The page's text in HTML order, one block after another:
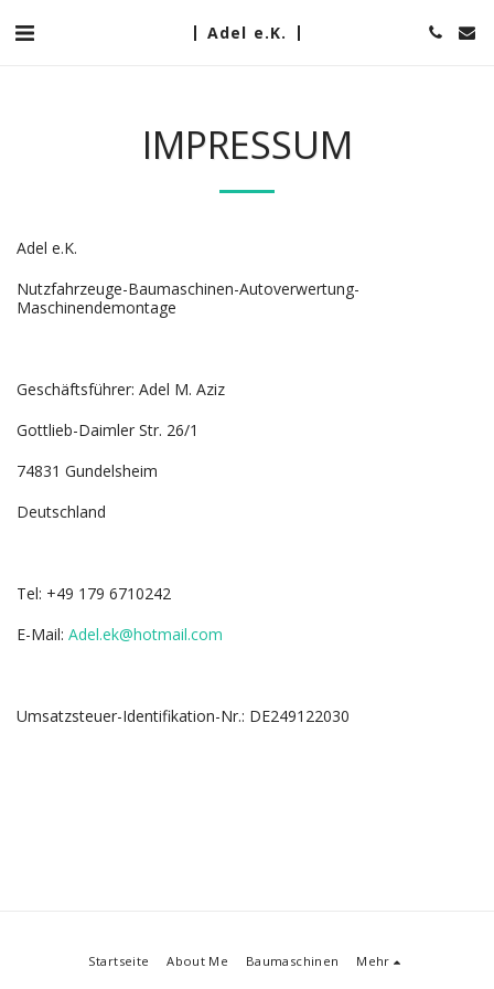
Adel e.K.
IMPRESSUM
Adel e.K.
Nutzfahrzeuge-Baumaschinen-Autoverwertung-
Maschinendemontage
Geschäftsführer: Adel M. Aziz
Gottlieb-Daimler Str. 26/1
74831 Gundelsheim
Deutschland
Tel: +49 179 6710242
E-Mail: Adel.ek@hotmail.com
Umsatzsteuer-Identifikation-Nr.: DE249122030
Startseite About Me Baumaschinen Mehr